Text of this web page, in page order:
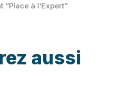
à l’Expert”
aussi